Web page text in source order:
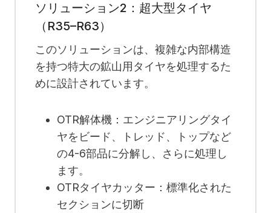
ソリューション2：超大型タイヤ
（R35–R63）
このソリューションは、複雑な内部構造
を持つ特大の鉱山用タイヤを処理するた
めに設計されています。
OTR解体機：エンジニアリングタイ
ヤをビード、トレッド、トップなど
の4-6部品に分解し、さらに処理し
ます。
OTRタイヤカッター：標準化された
セクションに切断